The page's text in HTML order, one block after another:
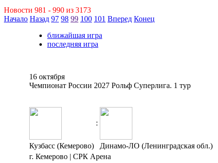
Новости 981 - 990 из 3173
Начало Назад 97 98 99 100 101 Вперед Конец
ближайшая игра
последняя игра
16 октября
Чемпионат России 2027 Рольф Суперлига. 1 тур
:
Кузбасс (Кемерово)
Динамо-ЛО (Ленинградская обл.)
г. Кемерово | СРК Арена